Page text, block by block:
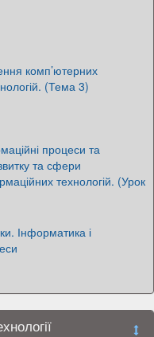
комп’ютерних
(Тема 3)
процеси та
та сфери
технологій. (Урок
Інформатика і